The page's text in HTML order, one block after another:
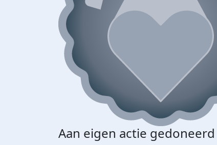
Aan eigen actie gedoneerd